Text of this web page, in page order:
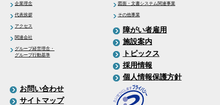
企業理念
代表挨拶
アクセス
関連会社
グループ経営理念・
グループ行動基準
図面・文書システム関連事業
その他事業
障がい者雇用
施設案内
トピックス
採用情報
個人情報保護方針
お問い合わせ
サイトマップ